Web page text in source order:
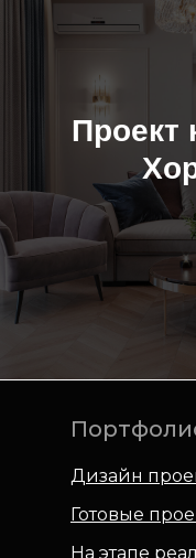
Проект
Дизайн
Готовые
На этапе